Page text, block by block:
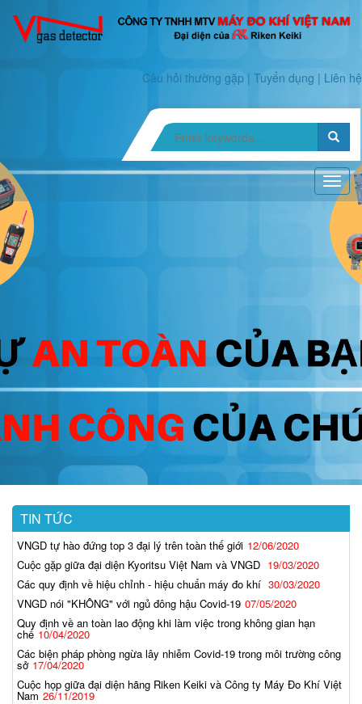
Câu hỏi thường gặp | Tuyển dụng | Liên hệ
TIN TỨC
VNGD tự hào đứng top 3 đại lý trên toàn thế giới 12/06/2020
Cuộc gặp giữa đại diện Kyoritsu Việt Nam và VNGD 19/03/2020
Các quy định về hiệu chỉnh - hiệu chuẩn máy đo khí 30/03/2020
VNGD nói "KHÔNG" với ngủ đông hậu Covid-19 07/05/2020
Quy định về an toàn lao động khi làm việc trong không gian hạn
chế 10/04/2020
Các biện pháp phòng ngừa lây nhiễm Covid-19 trong môi trường công
sở 17/04/2020
Cuộc họp giữa đại diện hãng Riken Keiki và Công ty Máy Đo Khí Việt
Nam 26/11/2019